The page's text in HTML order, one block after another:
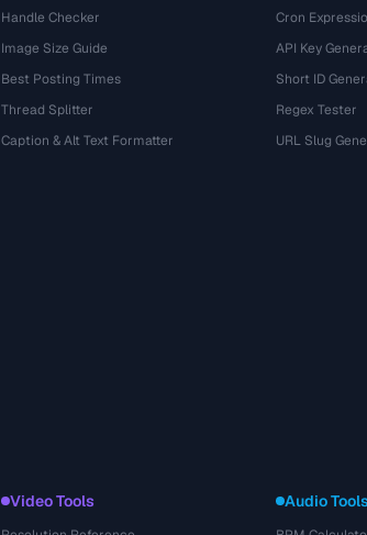
Handle Checker
Image Size Guide
Best Posting Times
Thread Splitter
Caption & Alt Text Formatter
Cron
API Key
Short ID
Regex Tester
URL Slug
Video Tools Audio Tools